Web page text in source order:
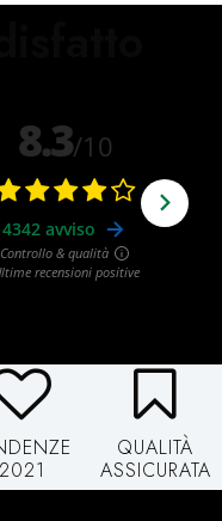
2021
QUALITÀ
ASSICURATA